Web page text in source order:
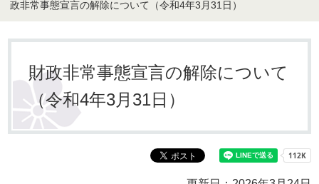
政非常事態宣言の解除について（令和4年3月31日）
財政非常事態宣言の解除について
（令和4年3月31日）